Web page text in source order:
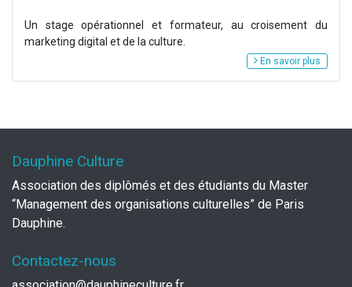
Un stage opérationnel et formateur, au croisement du
marketing digital et de la culture.
En savoir plus
Dauphine Culture
Association des diplômés et des étudiants du Master
“Management des organisations culturelles” de Paris
Dauphine.
Contactez-nous